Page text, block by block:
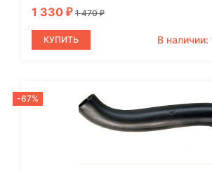
1 330 ₽ 1 470₽
КУПИТЬ В наличии:
-67%